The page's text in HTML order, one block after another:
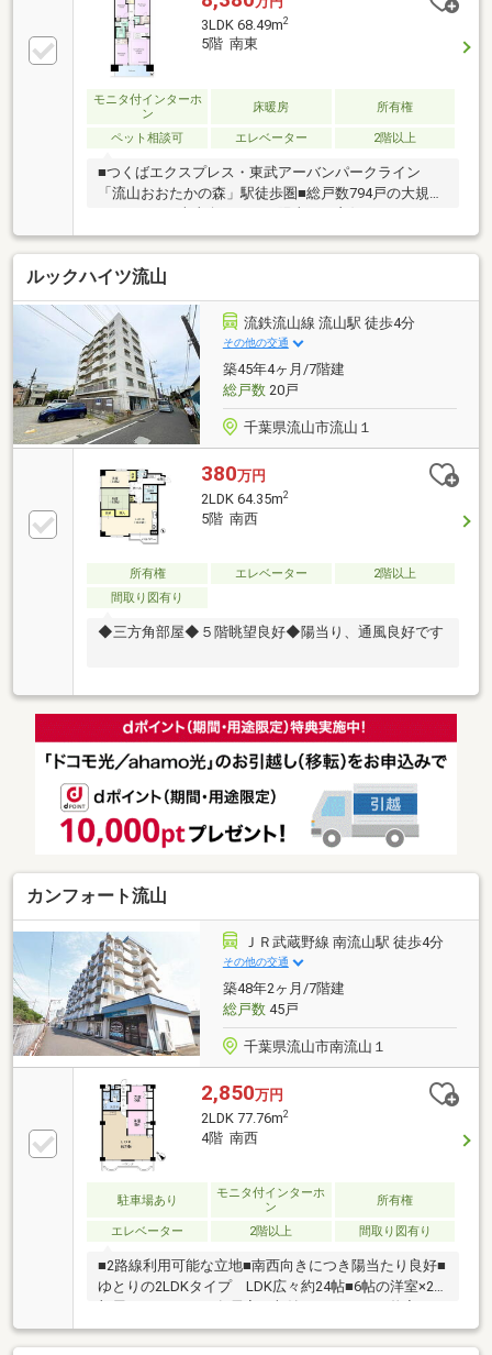
パーティールーム等）■浄水器■食洗器■ディスポーザ
ー■浴室換気乾燥機■床暖房【新築時オプション】■キ
ッチン・レンジフード・天板・水栓・カップボード・
LEDダウンライト増設 ■リビング・エコカラット・室
内物干し金物 ■玄関・ミラー ■洗面所・ホース引出シ
ャワー水栓・ランドリー吊戸
3LDK 68.49m2
5階 南東
モニタ付インターホ
ン
床暖房 所有権
ペット相談可 エレベーター 2階以上
■つくばエクスプレス・東武アーバンパークライン
「流山おおたかの森」駅徒歩圏■総戸数794戸の大規模
ォークインクローゼット付きで収納充実■対面式カウ
ンターキッチン（ディスポーザー・食器洗い乾燥機
付）■LDにガス温水式床暖房を設置■浴室暖房乾燥機付
で雨の日のお洗濯も安心■モニター付オートロック・
宅配ボックス完備■ペット飼育可（飼育細則有）■商業
施設や公園が身近に揃い、子育て世帯にもおすすめの
住環境
ルックハイツ流山
流鉄流山線 流山駅 徒歩4分
その他の交通
築45年4ヶ月/7階建
総戸数20戸
千葉県流山市流山１
380万円
2LDK 64.35m2
5階 南西
所有権 エレベーター
2階以上
間取り図有り
◆三方角部屋◆５階眺望良好◆陽当り、通風良好です
カンフォート流山
ＪＲ武蔵野線 南流山駅 徒歩4分
その他の交通
築48年2ヶ月/7階建
総戸数45戸
千葉県流山市南流山１
2,850万円
2LDK 77.76m2
4階 南西
駐車場あり
モニタ付インターホ
ン
所有権
エレベーター 2階以上 間取り図有り
■2路線利用可能な立地■南西向きにつき陽当たり良好■
ゆとりの2LDKタイプ LDK広々約24帖■6帖の洋室×2